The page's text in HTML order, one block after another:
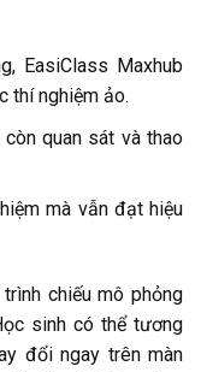
EasiClass Maxhub
thí nghiệm ảo.
quan sát và thao
mà vẫn đạt hiệu
chiếu mô phỏng
sinh có thể tương
đổi ngay trên màn